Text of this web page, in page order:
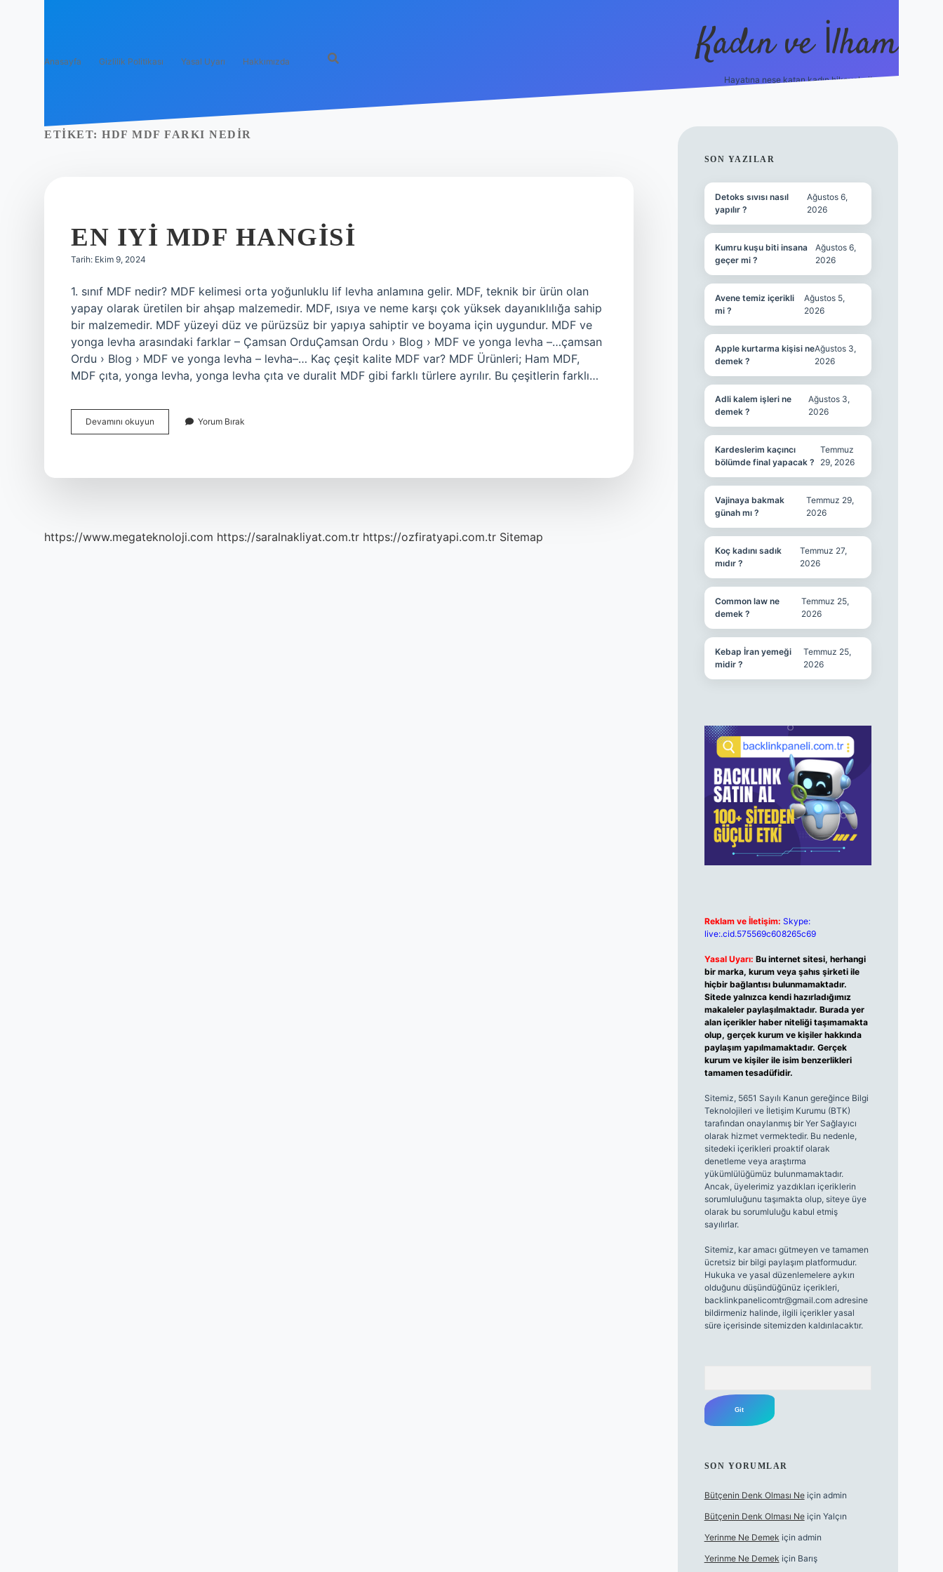
Anasayfa Gizlilik Politikası Yasal Uyarı Hakkımızda Kadın ve İlham
Hayatına neşe katan kadın hikayeleri!
ETIKET: HDF MDF FARKI NEDIR
EN IYI MDF HANGISI
Tarih: Ekim 9, 2024
1. sınıf MDF nedir? MDF kelimesi orta yoğunluklu lif levha anlamına gelir. MDF, teknik bir ürün olan
yapay olarak üretilen bir ahşap malzemedir. MDF, ısıya ve neme karşı çok yüksek dayanıklılığa sahip
bir malzemedir. MDF yüzeyi düz ve pürüzsüz bir yapıya sahiptir ve boyama için uygundur. MDF ve
yonga levha arasındaki farklar – Çamsan OrduÇamsan Ordu › Blog › MDF ve yonga levha –…çamsan
Ordu › Blog › MDF ve yonga levha – levha–… Kaç çeşit kalite MDF var? MDF Ürünleri; Ham MDF,
MDF çıta, yonga levha, yonga levha çıta ve duralit MDF gibi farklı türlere ayrılır. Bu çeşitlerin farklı…
Devamını okuyun
Iyi
Yorum Bırak
https://www.megateknoloji.com https://saralnakliyat.com.tr https://ozfiratyapi.com.tr Sitemap
SIDEBAR
SON YAZILAR
Detoks sıvısı nasıl
yapılır ?
Ağustos 6,
2026
Kumru kuşu biti insana
geçer mi ?
Ağustos 6,
2026
Avene temiz içerikli
mi ?
Ağustos 5,
2026
Apple kurtarma kişisi ne
demek ?
Ağustos 3,
2026
Adli kalem işleri ne
demek ?
Ağustos 3,
2026
Kardeslerim kaçıncı
bölümde final yapacak ?
Temmuz
29, 2026
Vajinaya bakmak
günah mı ?
Temmuz 29,
2026
Koç kadını sadık
mıdır ?
Temmuz 27,
2026
Common law ne
demek ?
Temmuz 25,
2026
Kebap İran yemeği
midir ?
Temmuz 25,
2026
Reklam ve İletişim: Skype:
live:.cid.575569c608265c69
Yasal Uyarı: Bu internet sitesi, herhangi
bir marka, kurum veya şahıs şirketi ile
hiçbir bağlantısı bulunmamaktadır.
Sitede yalnızca kendi hazırladığımız
makaleler paylaşılmaktadır. Burada yer
alan içerikler haber niteliği taşımamakta
olup, gerçek kurum ve kişiler hakkında
paylaşım yapılmamaktadır. Gerçek
kurum ve kişiler ile isim benzerlikleri
tamamen tesadüfidir.
Sitemiz, 5651 Sayılı Kanun gereğince Bilgi
Teknolojileri ve İletişim Kurumu (BTK)
tarafından onaylanmış bir Yer Sağlayıcı
olarak hizmet vermektedir. Bu nedenle,
sitedeki içerikleri proaktif olarak
denetleme veya araştırma
yükümlülüğümüz bulunmamaktadır.
Ancak, üyelerimiz yazdıkları içeriklerin
sorumluluğunu taşımakta olup, siteye üye
olarak bu sorumluluğu kabul etmiş
sayılırlar.
Sitemiz, kar amacı gütmeyen ve tamamen
ücretsiz bir bilgi paylaşım platformudur.
Hukuka ve yasal düzenlemelere aykırı
olduğunu düşündüğünüz içerikleri,
backlinkpanelicomtr@gmail.comadresine
bildirmeniz halinde, ilgili içerikler yasal
süre içerisinde sitemizden kaldırılacaktır.
SON YORUMLAR
Bütçenin Denk Olması Neiçin admin
Bütçenin Denk Olması Neiçin Yalçın
Yerinme Ne Demek için admin
Yerinme Ne Demek için Barış
https://